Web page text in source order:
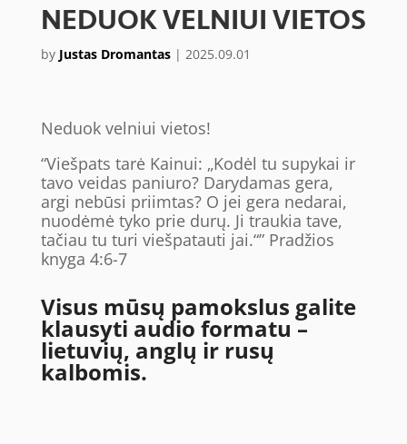
NEDUOK VELNIUI VIETOS
by Justas Dromantas| 2025.09.01
Neduok velniui vietos!
“Viešpats tarė Kainui: „Kodėl tu supykai ir
tavo veidas paniuro? Darydamas gera,
argi nebūsi priimtas? O jei gera nedarai,
nuodėmė tyko prie durų. Ji traukia tave,
tačiau tu turi viešpatauti jai.“” Pradžios
knyga 4:6-7
Visus mūsų pamokslus galite
klausyti audio formatu –
lietuvių, anglų ir rusų
kalbomis.